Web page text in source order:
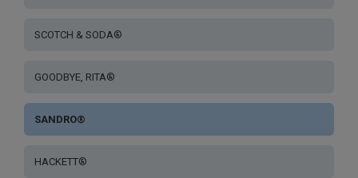
SCOTCH & SODA®
GOODBYE, RITA®
SANDRO®
HACKETT®